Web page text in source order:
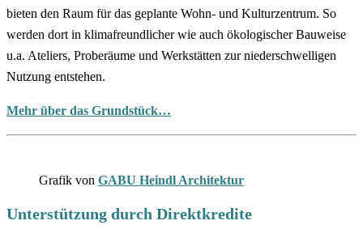
bieten den Raum für das geplante Wohn- und Kulturzentrum. So
werden dort in klimafreundlicher wie auch ökologischer Bauweise
u.a. Ateliers, Proberäume und Werkstätten zur niederschwelligen
Nutzung entstehen.
Mehr über das Grundstück…
Grafik von GABU Heindl Architektur
Unterstützung durch Direktkredite